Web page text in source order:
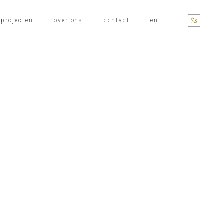
projecten over ons contact en